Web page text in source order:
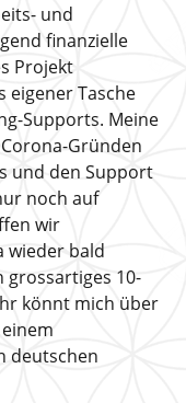
und
finanzielle
Projekt
eigener Tasche
Supports. Meine
Gründen
und den Support
noch auf
wir
wieder bald
10-
könnt mich über
deutschen